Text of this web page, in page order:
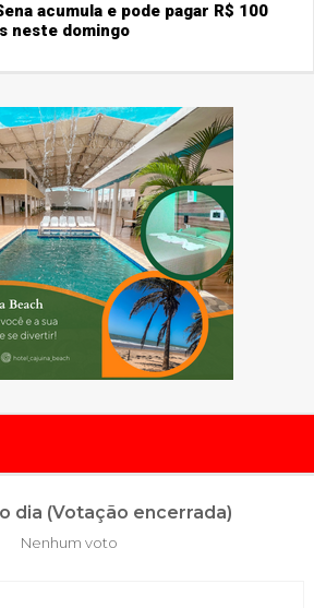
acumula e pode pagar R$ 100
neste domingo
dia (Votação encerrada)
Nenhum voto